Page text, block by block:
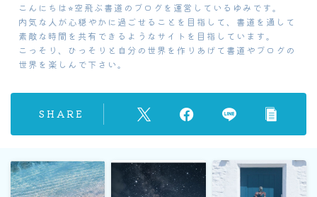
こんにちは⭐︎空飛ぶ書道のブログを運営しているゆみです。
内気な人が心穏やかに過ごせることを目指して、書道を通して
素敵な時間を共有できるようなサイトを目指しています。
こっそり、ひっそりと自分の世界を作りあげて書道やブログの
世界を楽しんで下さい。
SHARE